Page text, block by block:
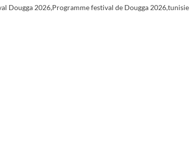
Dougga 2026,Programme festival de Dougga 2026,tunisie